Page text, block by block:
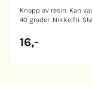
Knapp av resin. Kan
40 grader. Nikkelfri. Størrelse:
16,-